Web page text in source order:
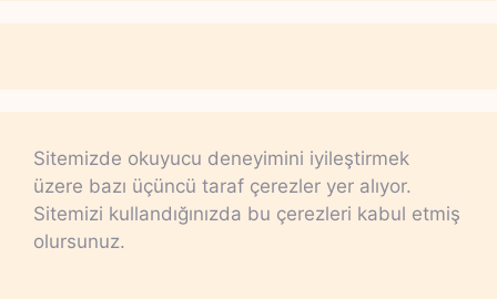
Sitemizde okuyucu deneyimini iyileştirmek
üzere bazı üçüncü taraf çerezler yer alıyor.
Sitemizi kullandığınızda bu çerezleri kabul etmiş
olursunuz.